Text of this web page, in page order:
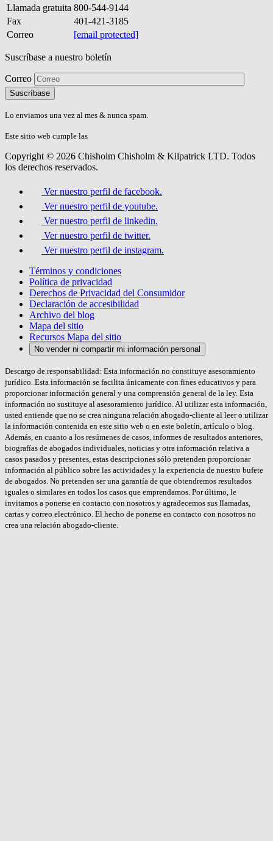
Llamada gratuita 800-544-9144
Fax
401-421-3185
Correo
[email protected]
Suscríbase a nuestro boletín
Correo
Please
don\'t
fill
field.
Lo enviamos una vez al mes & nunca spam.
Este sitio web cumple las
Copyright © 2026 Chisholm Chisholm & Kilpatrick LTD. Todos
los derechos reservados.
Ver nuestro perfil de facebook.
Ver nuestro perfil de youtube.
Ver nuestro perfil de linkedin.
Ver nuestro perfil de twitter.
Ver nuestro perfil de instagram.
Términos y condiciones
Política de privacidad
Derechos de Privacidad del Consumidor
Declaración de accesibilidad
Archivo del blog
Mapa del sitio
Recursos Mapa del sitio
No vender ni compartir mi información personal
Descargo de responsabilidad: Esta información no constituye asesoramiento
jurídico. Esta información se facilita únicamente con fines educativos y para
proporcionar información general y una comprensión general de la ley. Esta
información no sustituye al asesoramiento jurídico. Al utilizar esta información,
usted entiende que no se crea ninguna relación abogado-cliente al leer o utilizar
la información contenida en este sitio web o en este boletín, artículo o blog.
Además, en cuanto a los resúmenes de casos, informes de resultados anteriores,
biografías de abogados individuales, noticias y otra información relativa a
casos pasados y presentes, estas descripciones sólo pretenden proporcionar
información al público sobre las actividades y la experiencia de nuestro bufete
de abogados. No pretenden ser una garantía de que obtendremos resultados
iguales o similares en todos los casos que emprendamos. Por último, le
invitamos a ponerse en contacto con nosotros y agradecemos sus llamadas,
cartas y correo electrónico. El hecho de ponerse en contacto con nosotros no
crea una relación abogado-cliente.